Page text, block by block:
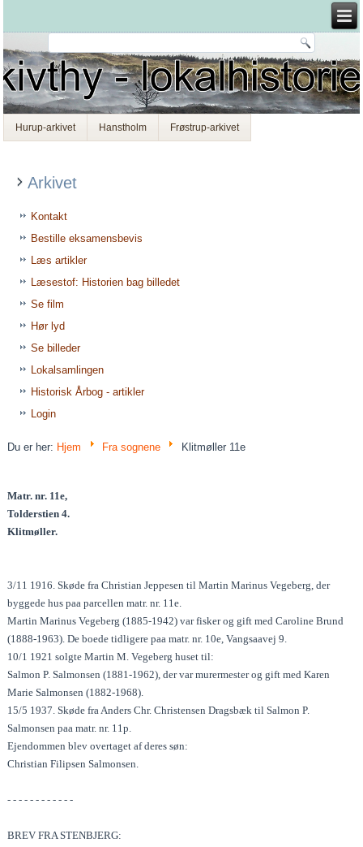
Hurup-arkivet Hanstholm Frøstrup-arkivet
Arkivet
Kontakt
Bestille eksamensbevis
Læs artikler
Læsestof: Historien bag billedet
Se film
Hør lyd
Se billeder
Lokalsamlingen
Historisk Årbog - artikler
Login
Du er her: Hjem Fra sognene Klitmøller 11e
Matr. nr. 11e,
Tolderstien 4.
Klitmøller.
3/11 1916. Skøde fra Christian Jeppesen til Martin Marinus Vegeberg, der
byggede hus paa parcellen matr. nr. 11e.
Martin Marinus Vegeberg (1885-1942) var fisker og gift med Caroline Brund
(1888-1963). De boede tidligere paa matr. nr. 10e, Vangsaavej 9.
10/1 1921 solgte Martin M. Vegeberg huset til:
Salmon P. Salmonsen (1881-1962), der var murermester og gift med Karen
Marie Salmonsen (1882-1968).
15/5 1937. Skøde fra Anders Chr. Christensen Dragsbæk til Salmon P.
Salmonsen paa matr. nr. 11p.
Ejendommen blev overtaget af deres søn:
Christian Filipsen Salmonsen.
- - - - - - - - - - - -
BREV FRA STENBJERG: